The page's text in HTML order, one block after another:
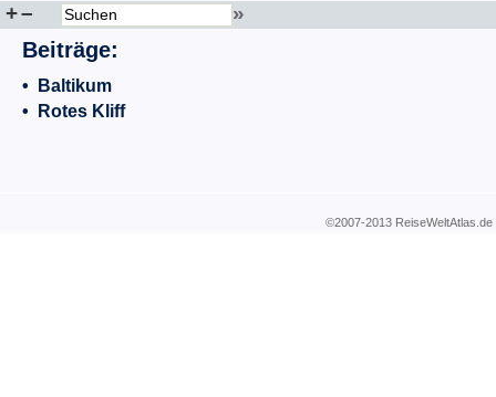
+– »
Beiträge:
•
Baltikum
•
Rotes Kliff
©2007-2013